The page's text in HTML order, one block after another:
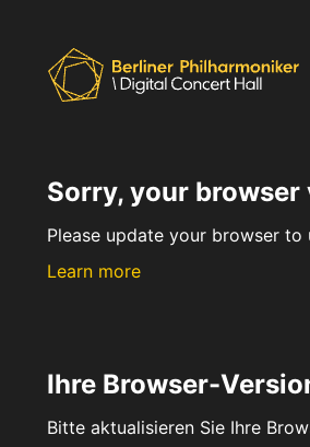
Sorry, your
Please update your browser
Learn more
Ihre Browser-
Bitte aktualisieren Sie Ihre